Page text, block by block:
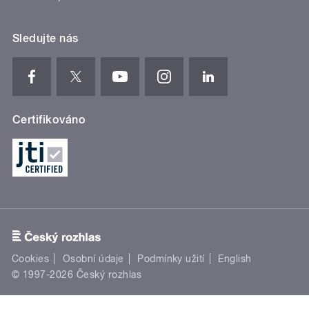
Sledujte nás
Certifikováno
Cookies Osobní údaje Podmínky užití
English
© 1997-2026 Český rozhlas